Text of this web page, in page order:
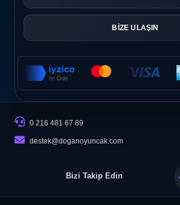
BİZE ULAŞIN
0 216 481 67 89
destek@doganoyuncak.com
Bizi Takip Edin